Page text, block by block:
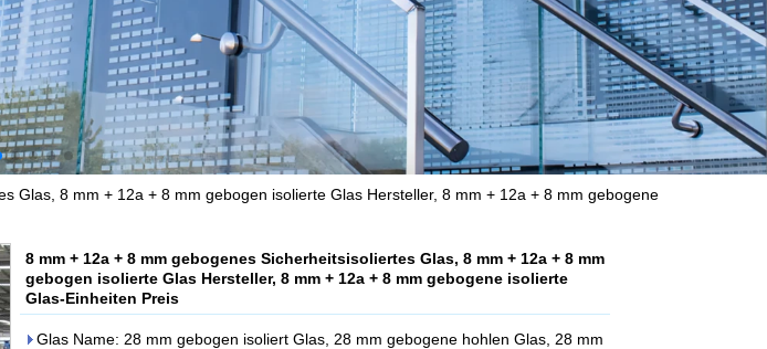
Glas, 8 mm + 12a + 8 mm gebogen isolierte Glas Hersteller, 8 mm + 12a + 8 mm gebogene
8 mm + 12a + 8 mm gebogenes Sicherheitsisoliertes Glas, 8 mm + 12a + 8 mm
gebogen isolierte Glas Hersteller, 8 mm + 12a + 8 mm gebogene isolierte
Glas-Einheiten Preis
Glas Name: 28 mm gebogen isoliert Glas, 28 mm gebogene hohlen Glas, 28 mm